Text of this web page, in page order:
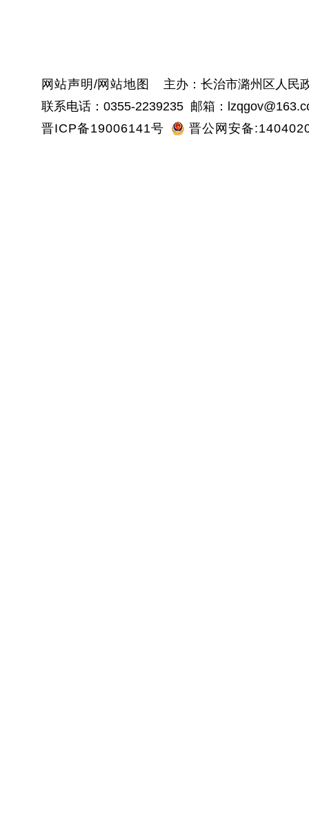
网站声明 /网站地图
主办：长治市潞州区人民
联系电话：0355-2239235 邮箱：
晋ICP备19006141号
晋公网安备